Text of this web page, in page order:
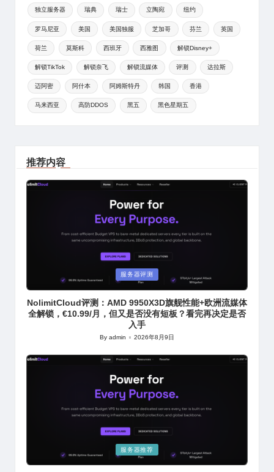
独立服务器 瑞典 瑞士 立陶宛 纽约
罗马尼亚 美国 美国独服 芝加哥 芬兰 英国
荷兰 莫斯科 西班牙 西雅图 解锁Disney+
解锁TikTok 解锁奈飞 解锁流媒体 评测 达拉斯
迈阿密 阿什本 阿姆斯特丹 韩国 香港
马来西亚 高防DDOS 黑五 黑色星期五
推荐内容
服务器评测
NolimitCloud评测：AMD 9950X3D旗舰性能+欧洲流媒体
全解锁，€10.99/月，但又是否没有短板？看完再决定是否
入手
Posted
Byadmin 2026年8月9日
服务器推荐